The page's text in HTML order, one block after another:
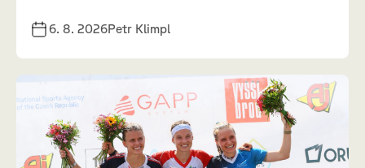
6. 8. 2026Petr Klimpl